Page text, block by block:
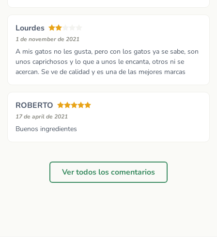
Lourdes
1 de november de 2021
A mis gatos no les gusta, pero con los gatos ya se sabe, son
unos caprichosos y lo que a unos le encanta, otros ni se
acercan. Se ve de calidad y es una de las mejores marcas
ROBERTO
17 de april de 2021
Buenos ingredientes
Ver todos los comentarios